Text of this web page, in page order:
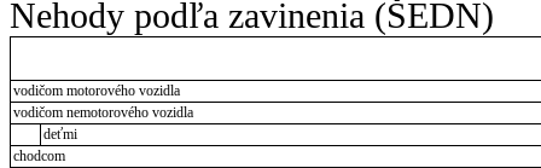
Nehody podľa zavinenia (ŠEDN)
vodičom motorového vozidla
vodičom nemotorového vozidla
deťmi
chodcom